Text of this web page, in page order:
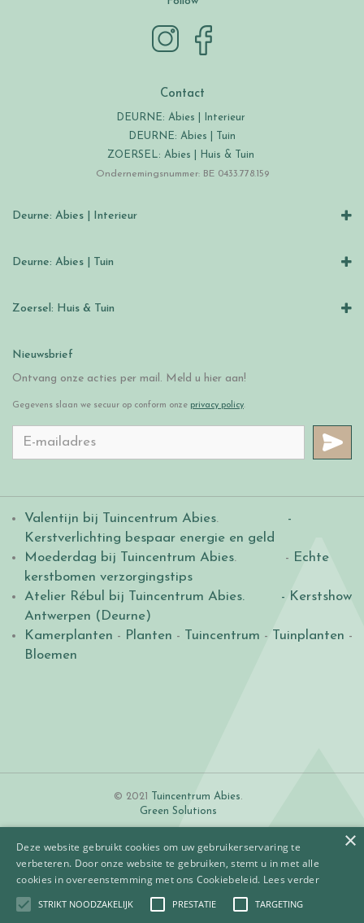
Contact
DEURNE: Abies | Interieur
DEURNE: Abies | Tuin
ZOERSEL: Abies | Huis & Tuin
Ondernemingsnummer: BE 0433.778.159
Deurne: Abies | Interieur
Deurne: Abies | Tuin
Zoersel: Huis & Tuin
Nieuwsbrief
Ontvang onze acties per mail. Meld u hier aan!
Gegevens slaan we secuur op conform onze privacy policy.
Valentijn bij Tuincentrum Abies.
-
Kerstverlichting bespaar energie en geld
Moederdag bij Tuincentrum Abies. - Echte
kerstbomen verzorgingstips
Atelier Rébul bij Tuincentrum Abies.
- Kerstshow
Antwerpen (Deurne)
Kamerplanten - Planten - Tuincentrum - Tuinplanten -
Bloemen
© 2021 Tuincentrum Abies.
Green Solutions
Algemene voorwaarden
×
Deze website gebruikt cookies om uw gebruikerservaring te
verbeteren. Door onze website te gebruiken, stemt u in met alle
cookies in overeenstemming met ons Cookiebeleid. Lees verder
STRIKT NOODZAKELIJK PRESTATIE TARGETING